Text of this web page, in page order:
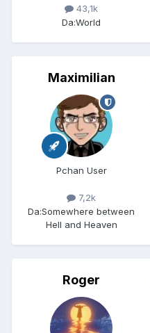
43,1k
Da:World
Maximilian
Pchan User
7,2k
Da:Somewhere between
Hell and Heaven
Roger